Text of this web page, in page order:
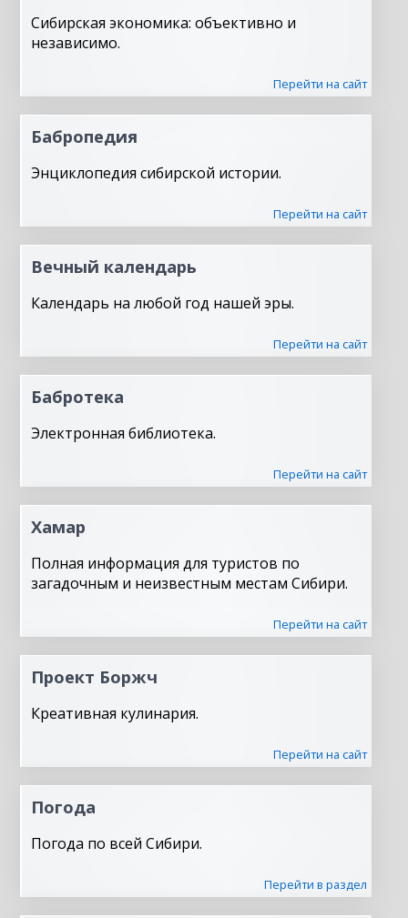
Сибирская экономика: объективно и
независимо.
Перейти на сайт
Бабропедия
Энциклопедия сибирской истории.
Перейти на сайт
Вечный календарь
Календарь на любой год нашей эры.
Перейти на сайт
Бабротека
Электронная библиотека.
Перейти на сайт
Хамар
Полная информация для туристов по
загадочным и неизвестным местам Сибири.
Перейти на сайт
Проект Боржч
Креативная кулинария.
Перейти на сайт
Погода
Погода по всей Сибири.
Перейти в раздел